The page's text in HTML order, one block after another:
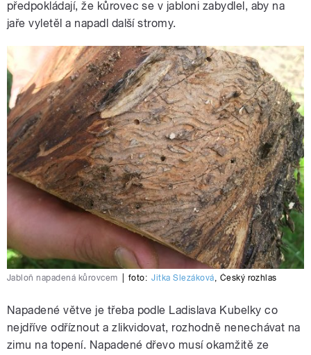
předpokládají, že kůrovec se v jabloni zabydlel, aby na
jaře vyletěl a napadl další stromy.
Jabloň napadená kůrovcem foto: Jitka Slezáková, Český rozhlas
Napadené větve je třeba podle Ladislava Kubelky co
nejdříve odříznout a zlikvidovat, rozhodně nenechávat na
zimu na topení. Napadené dřevo musí okamžitě ze